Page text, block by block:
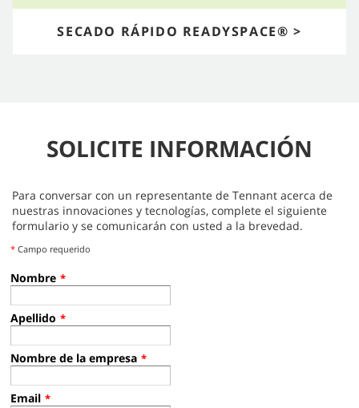
SECADO RÁPIDO READYSPACE® >
SOLICITE INFORMACIÓN
Para conversar con un representante de Tennant acerca de
nuestras innovaciones y tecnologías, complete el siguiente
formulario y se comunicarán con usted a la brevedad.
* Campo requerido
Nombre *
Apellido *
Nombre de la empresa *
Email *